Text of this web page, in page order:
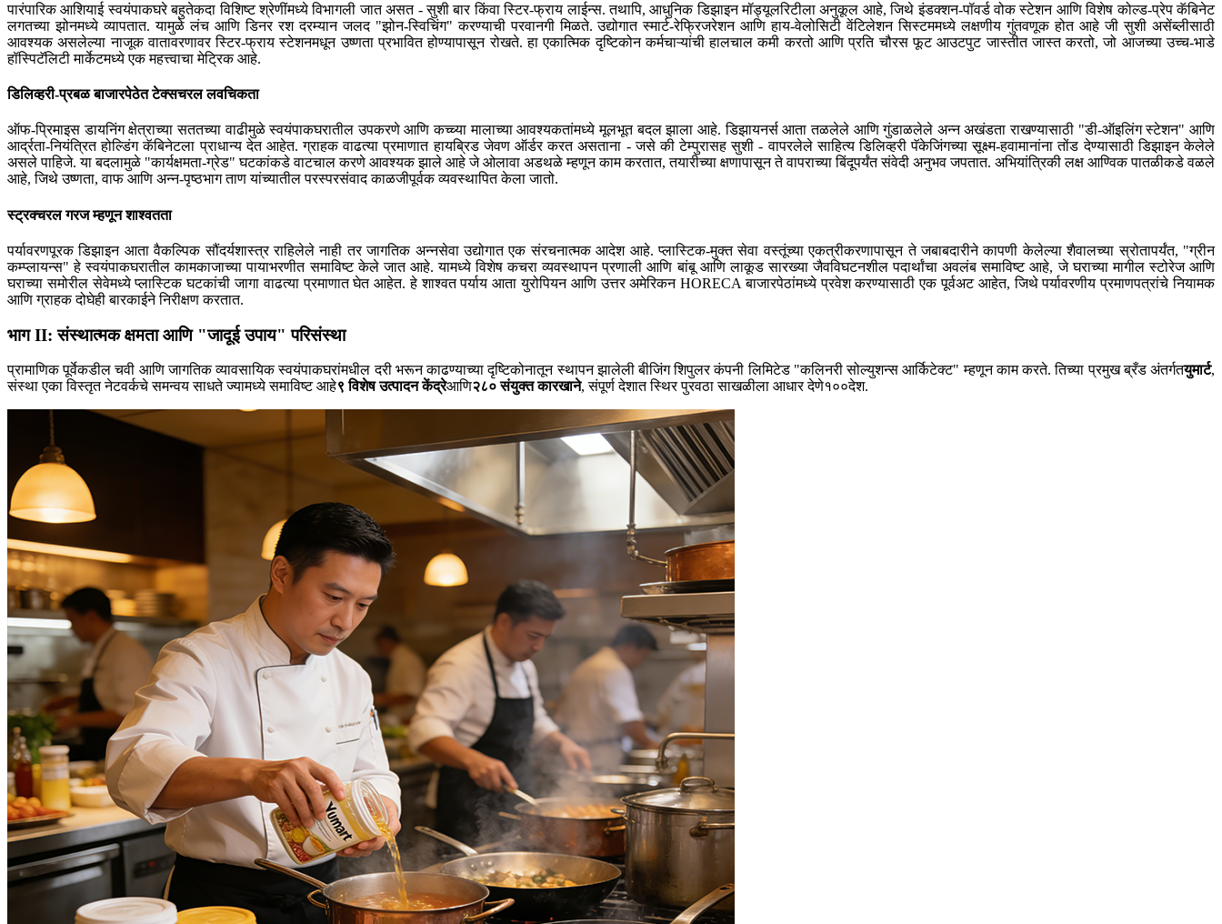
पारंपारिक आशियाई स्वयंपाकघरे बहुतेकदा विशिष्ट श्रेणींमध्ये विभागली जात असत - सुशी बार किंवा स्टिर-फ्राय लाईन्स. तथापि, आधुनिक डिझाइन मॉड्यूलरिटीला अनुकूल आहे, जिथे इंडक्शन-पॉवर्ड वोक स्टेशन आणि विशेष कोल्ड-प्रेप कॅबिनेट
लगतच्या झोनमध्ये व्यापतात. यामुळे लंच आणि डिनर रश दरम्यान जलद "झोन-स्विचिंग" करण्याची परवानगी मिळते. उद्योगात स्मार्ट-रेफ्रिजरेशन आणि हाय-वेलोसिटी वेंटिलेशन सिस्टममध्ये लक्षणीय गुंतवणूक होत आहे जी सुशी असेंब्लीसाठी
आवश्यक असलेल्या नाजूक वातावरणावर स्टिर-फ्राय स्टेशनमधून उष्णता प्रभावित होण्यापासून रोखते. हा एकात्मिक दृष्टिकोन कर्मचाऱ्यांची हालचाल कमी करतो आणि प्रति चौरस फूट आउटपुट जास्तीत जास्त करतो, जो आजच्या उच्च-भाडे
हॉस्पिटॅलिटी मार्केटमध्ये एक महत्त्वाचा मेट्रिक आहे.
डिलिव्हरी-प्रबळ बाजारपेठेत टेक्सचरल लवचिकता
ऑफ-प्रिमाइस डायनिंग क्षेत्राच्या सततच्या वाढीमुळे स्वयंपाकघरातील उपकरणे आणि कच्च्या मालाच्या आवश्यकतांमध्ये मूलभूत बदल झाला आहे. डिझायनर्स आता तळलेले आणि गुंडाळलेले अन्न अखंडता राखण्यासाठी "डी-ऑइलिंग स्टेशन" आणि
आर्द्रता-नियंत्रित होल्डिंग कॅबिनेटला प्राधान्य देत आहेत. ग्राहक वाढत्या प्रमाणात हायब्रिड जेवण ऑर्डर करत असताना - जसे की टेम्पुरासह सुशी - वापरलेले साहित्य डिलिव्हरी पॅकेजिंगच्या सूक्ष्म-हवामानांना तोंड देण्यासाठी डिझाइन केलेले
असले पाहिजे. या बदलामुळे "कार्यक्षमता-ग्रेड" घटकांकडे वाटचाल करणे आवश्यक झाले आहे जे ओलावा अडथळे म्हणून काम करतात, तयारीच्या क्षणापासून ते वापराच्या बिंदूपर्यंत संवेदी अनुभव जपतात. अभियांत्रिकी लक्ष आण्विक पातळीकडे वळले
आहे, जिथे उष्णता, वाफ आणि अन्न-पृष्ठभाग ताण यांच्यातील परस्परसंवाद काळजीपूर्वक व्यवस्थापित केला जातो.
स्ट्रक्चरल गरज म्हणून शाश्वतता
पर्यावरणपूरक डिझाइन आता वैकल्पिक सौंदर्यशास्त्र राहिलेले नाही तर जागतिक अन्नसेवा उद्योगात एक संरचनात्मक आदेश आहे. प्लास्टिक-मुक्त सेवा वस्तूंच्या एकत्रीकरणापासून ते जबाबदारीने कापणी केलेल्या शैवालच्या स्रोतापर्यंत, "ग्रीन
कम्प्लायन्स" हे स्वयंपाकघरातील कामकाजाच्या पायाभरणीत समाविष्ट केले जात आहे. यामध्ये विशेष कचरा व्यवस्थापन प्रणाली आणि बांबू आणि लाकूड सारख्या जैवविघटनशील पदार्थांचा अवलंब समाविष्ट आहे, जे घराच्या मागील स्टोरेज आणि
घराच्या समोरील सेवेमध्ये प्लास्टिक घटकांची जागा वाढत्या प्रमाणात घेत आहेत. हे शाश्वत पर्याय आता युरोपियन आणि उत्तर अमेरिकन HORECA बाजारपेठांमध्ये प्रवेश करण्यासाठी एक पूर्वअट आहेत, जिथे पर्यावरणीय प्रमाणपत्रांचे नियामक
आणि ग्राहक दोघेही बारकाईने निरीक्षण करतात.
भाग II: संस्थात्मक क्षमता आणि "जादूई उपाय" परिसंस्था
प्रामाणिक पूर्वेकडील चवी आणि जागतिक व्यावसायिक स्वयंपाकघरांमधील दरी भरून काढण्याच्या दृष्टिकोनातून स्थापन झालेली बीजिंग शिपुलर कंपनी लिमिटेड "कलिनरी सोल्युशन्स आर्किटेक्ट" म्हणून काम करते. तिच्या प्रमुख ब्रँड अंतर्गतयुमार्ट,
संस्था एका विस्तृत नेटवर्कचे समन्वय साधते ज्यामध्ये समाविष्ट आहे९ विशेष उत्पादन केंद्रेआणि२८० संयुक्त कारखाने, संपूर्ण देशात स्थिर पुरवठा साखळीला आधार देणे१००देश.